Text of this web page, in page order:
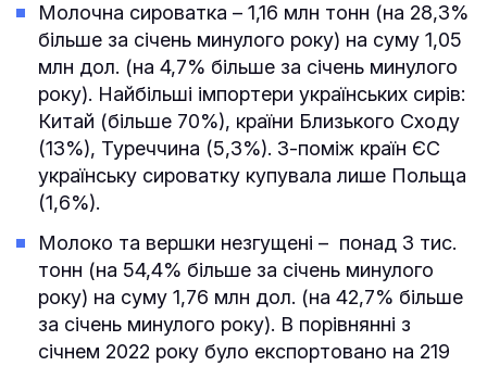
Молочна сироватка – 1,16 млн тонн (на 28,3%
більше за січень минулого року) на суму 1,05
млн дол. (на 4,7% більше за січень минулого
року). Найбільші імпортери українських сирів:
Китай (більше 70%), країни Близького Сходу
(13%), Туреччина (5,3%). З-поміж країн ЄС
українську сироватку купувала лише Польща
(1,6%).
Молоко та вершки незгущені – понад 3 тис.
тонн (на 54,4% більше за січень минулого
року) на суму 1,76 млн дол. (на 42,7% більше
за січень минулого року). В порівнянні з
січнем 2022 року було експортовано на 219